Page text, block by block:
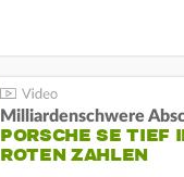
Milliardenschwere
PORSCHE SE TIEF
ROTEN ZAHLEN